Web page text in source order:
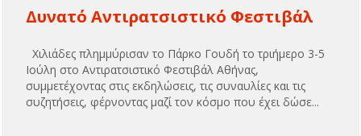
Δυνατό Αντιρατσιστικό Φεστιβάλ
Χιλιάδες πλημμύρισαν το Πάρκο Γουδή το τριήμερο 3-5
Ιούλη στο Aντιρατσιστικό Φεστιβάλ Αθήνας,
συμμετέχοντας στις εκδηλώσεις, τις συναυλίες και τις
συζητήσεις, φέρνοντας μαζί τον κόσμο που έχει δώσε...